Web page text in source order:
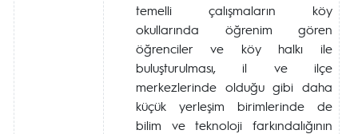
temelli çalışmaların köy
okullarında öğrenim gören
öğrenciler ve köy halkı ile
buluşturulması, il ve ilçe
merkezlerinde olduğu gibi daha
küçük yerleşim birimlerinde de
bilim ve teknoloji farkındalığının